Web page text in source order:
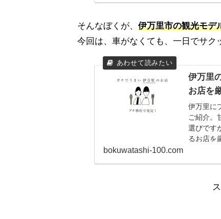
そんなぼくが、 伊万里市の観光モデ
今回は、車がなくても、一日でサク
伊万里
お店を
伊万里に
ご紹介。
選びです
るお店を
bokuwatashi-100.com